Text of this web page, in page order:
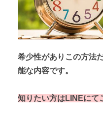
希少性がありこの方法
能な内容です。
知りたい方はLINEにて